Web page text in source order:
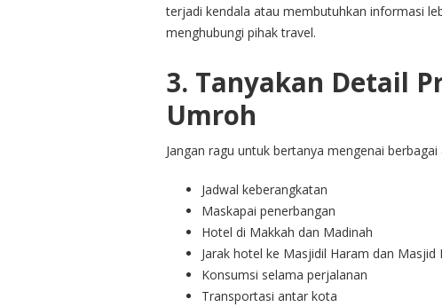
terjadi kendala atau membutuhkan informasi
menghubungi pihak travel.
3. Tanyakan Detail
Umroh
Jangan ragu untuk bertanya mengenai
Jadwal keberangkatan
Maskapai penerbangan
Hotel di Makkah dan Madinah
Jarak hotel ke Masjidil Haram dan Masjid
Konsumsi selama perjalanan
Transportasi antar kota